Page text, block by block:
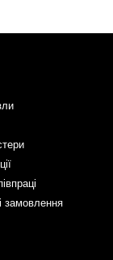
замовлення